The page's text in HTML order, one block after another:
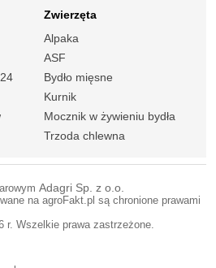
Zwierzęta
Alpaka
ASF
Bydło mięsne
Kurnik
Mocznik w żywieniu bydła
Trzoda chlewna
Adagri Sp. z o.o.
na agroFakt.pl są chronione prawami
r. Wszelkie prawa zastrzeżone.